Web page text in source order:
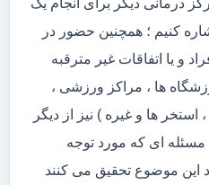
درمانی دیگر برای انجام یک
کنیم ؛ همچنین حضور در
و یا اتفاقات غیر مترقبه
ها ، مراکز ورزشی ،
استخر ها و غیره ) نیز از دیگر
ای که مورد توجه
این موضوع تحقیق می کنند